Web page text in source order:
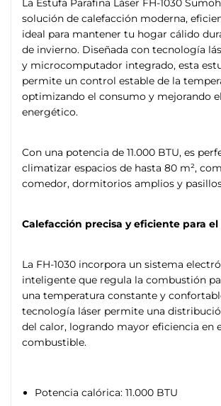
La Estufa Parafina Láser FH-1030
solución de calefacción moderna,
ideal para mantener tu hogar cálido
de invierno. Diseñada con tecnología
y microcomputador integrado, esta
permite un control estable de la
optimizando el consumo y mejorando
energético.
Con una potencia de 11.000 BTU, es
climatizar espacios de hasta 80 m²,
comedor, dormitorios amplios y
Calefacción precisa y eficiente para
La FH-1030 incorpora un sistema
inteligente que regula la combustión
una temperatura constante y
tecnología láser permite una
del calor, logrando mayor eficiencia en
combustible.
Potencia calórica: 11.000 BTU